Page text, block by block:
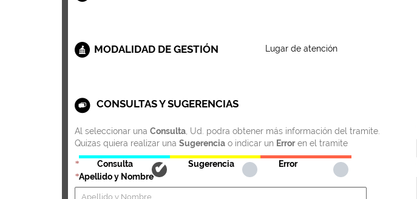
MODALIDAD DE GESTIÓN Lugar de atención
CONSULTAS Y SUGERENCIAS
Al seleccionar una Consulta, Ud. podra obtener más información del tramite.
Quizas quiera realizar una Sugerencia o indicar un Erroren el tramite
* Consulta Sugerencia Error
*Apellido y Nombre